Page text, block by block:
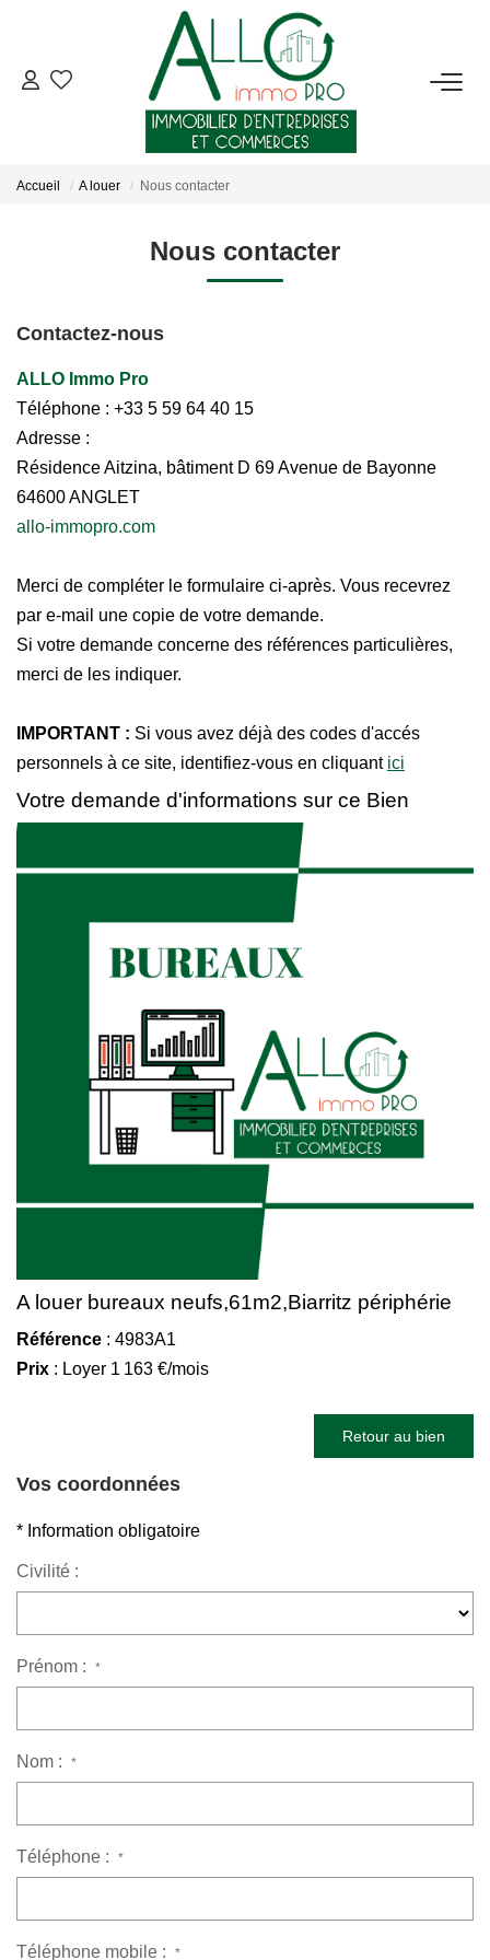
ACHETER
LOUER
NOTRE AGENCE
Accueil A louer Nous contacter
Nous contacter
Contactez-nous
ALLO Immo Pro
Téléphone : +33 5 59 64 40 15
Adresse :
Résidence Aitzina, bâtiment D 69 Avenue de Bayonne
64600ANGLET
allo-immopro.com
Merci de compléter le formulaire ci-après. Vous recevrez
par e-mail une copie de votre demande.
Si votre demande concerne des références particulières,
merci de les indiquer.
IMPORTANT : Si vous avez déjà des codes d'accés
personnels à ce site, identifiez-vous en cliquant ici
Votre demande d'informations sur ce Bien
A louer bureaux neufs,61m2,Biarritz périphérie
Référence : 4983A1
Prix : Loyer 1 163 €/mois
Retour au bien
Vos coordonnées
* Information obligatoire
Civilité :
Prénom : *
Nom : *
Téléphone : *
Téléphone mobile : *